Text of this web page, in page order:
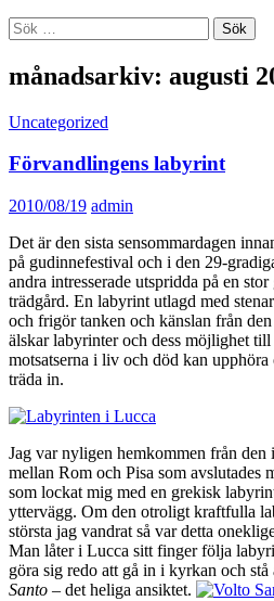
Sök
efter:
månadsarkiv: augusti
Uncategorized
Förvandlingens labyrint
2010/08/19 admin
Det är den sista sensommardagen
på gudinnefestival och i den 29-
andra intresserade utspridda på en
trädgård. En labyrint utlagd med
och frigör tanken och känslan från
älskar labyrinter och dess möjlighet till
motsatserna i liv och död kan
träda in.
Jag var nyligen hemkommen från
mellan Rom och Pisa som avslutades
som lockat mig med en grekisk
yttervägg. Om den otroligt kraftfulla
största jag vandrat så var detta
Man låter i Lucca sitt finger följa
göra sig redo att gå in i kyrkan och stå
Santo – det heliga ansiktet.